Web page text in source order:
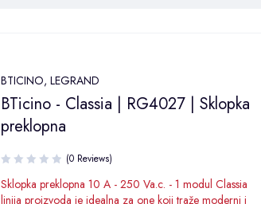
BTICINO,LEGRAND
BTicino - Classia | RG4027 | Sklopka
preklopna
(0 Reviews)
Sklopka preklopna 10 A - 250 Va.c. - 1 modul Classia
linija proizvoda je idealna za one koji traže moderni i